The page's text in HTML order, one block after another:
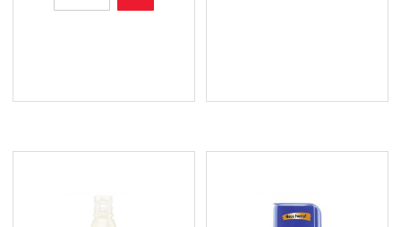
Xtreme
-
Effect